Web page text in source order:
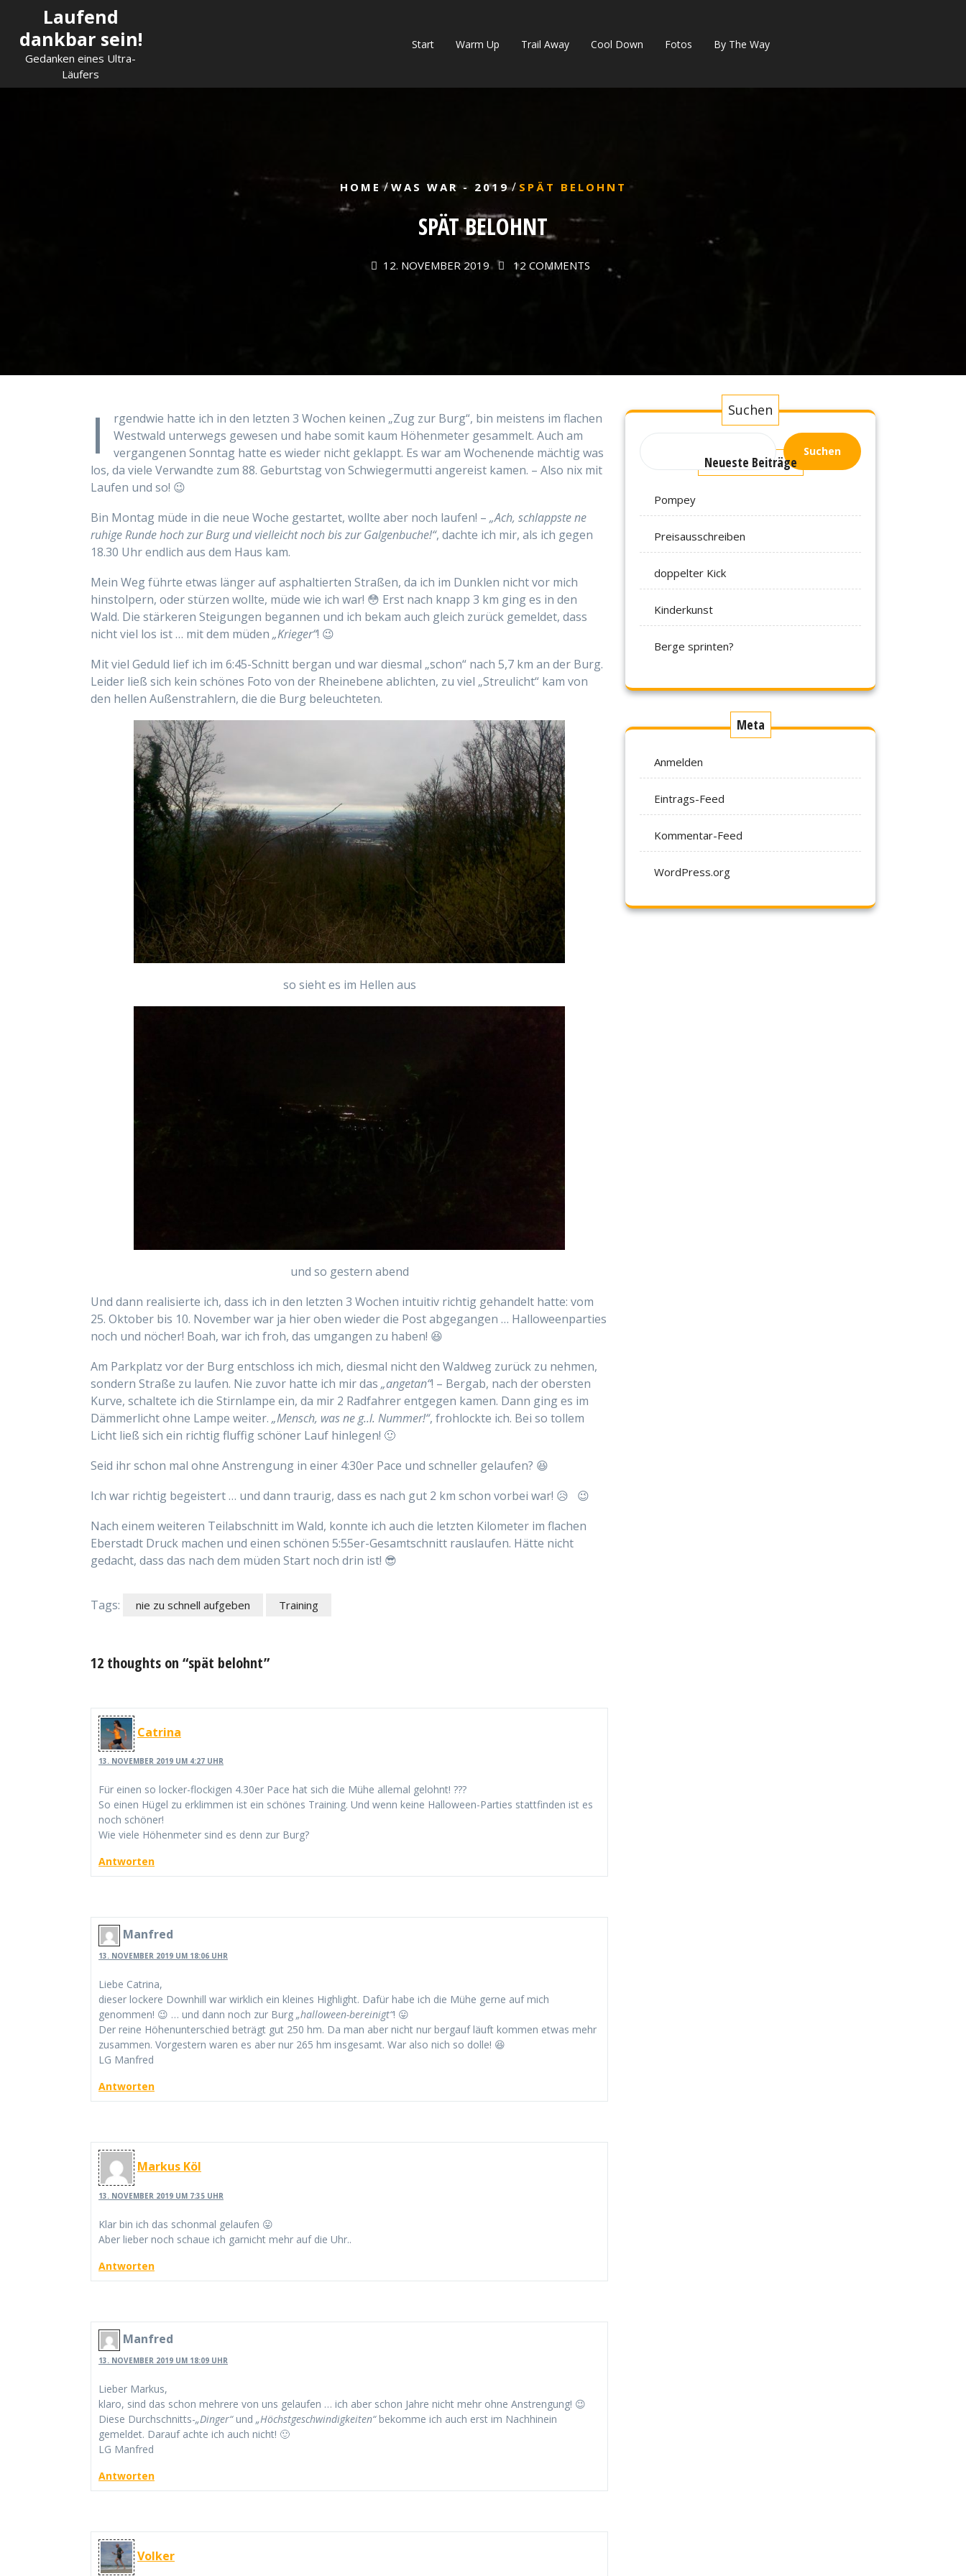
content
Laufend
dankbar sein!
Gedanken eines Ultra-
Läufers
Start Warm Up Trail Away Cool Down Fotos By The Way
HOME / WAS WAR - 2019/ SPÄT BELOHNT
SPÄT BELOHNT
12. NOVEMBER 2019 12 COMMENTS
I
rgendwie hatte ich in den letzten 3 Wochen keinen „Zug zur Burg“, bin meistens im flachen
Westwald unterwegs gewesen und habe somit kaum Höhenmeter gesammelt. Auch am
vergangenen Sonntag hatte es wieder nicht geklappt. Es war am Wochenende mächtig was
los, da viele Verwandte zum 88. Geburtstag von Schwiegermutti angereist kamen. – Also nix mit
Laufen und so! 😉
Bin Montag müde in die neue Woche gestartet, wollte aber noch laufen! – „Ach, schlappste ne
ruhige Runde hoch zur Burg und vielleicht noch bis zur Galgenbuche!“, dachte ich mir, als ich gegen
18.30 Uhr endlich aus dem Haus kam.
Mein Weg führte etwas länger auf asphaltierten Straßen, da ich im Dunklen nicht vor mich
hinstolpern, oder stürzen wollte, müde wie ich war! 😳 Erst nach knapp 3 km ging es in den
Wald. Die stärkeren Steigungen begannen und ich bekam auch gleich zurück gemeldet, dass
nicht viel los ist … mit dem müden „Krieger“! 😉
Mit viel Geduld lief ich im 6:45-Schnitt bergan und war diesmal „schon“ nach 5,7 km an der Burg.
Leider ließ sich kein schönes Foto von der Rheinebene ablichten, zu viel „Streulicht“ kam von
den hellen Außenstrahlern, die die Burg beleuchteten.
so sieht es im Hellen aus
und so gestern abend
Und dann realisierte ich, dass ich in den letzten 3 Wochen intuitiv richtig gehandelt hatte: vom
25. Oktober bis 10. November war ja hier oben wieder die Post abgegangen … Halloweenparties
noch und nöcher! Boah, war ich froh, das umgangen zu haben! 😆
Am Parkplatz vor der Burg entschloss ich mich, diesmal nicht den Waldweg zurück zu nehmen,
sondern Straße zu laufen. Nie zuvor hatte ich mir das „angetan“! – Bergab, nach der obersten
Kurve, schaltete ich die Stirnlampe ein, da mir 2 Radfahrer entgegen kamen. Dann ging es im
Dämmerlicht ohne Lampe weiter. „Mensch, was ne g..l. Nummer!“, frohlockte ich. Bei so tollem
Licht ließ sich ein richtig fluffig schöner Lauf hinlegen! 🙂
Seid ihr schon mal ohne Anstrengung in einer 4:30er Pace und schneller gelaufen? 😆
Ich war richtig begeistert … und dann traurig, dass es nach gut 2 km schon vorbei war! 😥 😉
Nach einem weiteren Teilabschnitt im Wald, konnte ich auch die letzten Kilometer im flachen
Eberstadt Druck machen und einen schönen 5:55er-Gesamtschnitt rauslaufen. Hätte nicht
gedacht, dass das nach dem müden Start noch drin ist! 😎
Tags: nie zu schnell aufgeben Training
12 thoughts on “spät belohnt”
Catrina
13. NOVEMBER 2019 UM 4:27 UHR
Für einen so locker-flockigen 4.30er Pace hat sich die Mühe allemal gelohnt! ???
So einen Hügel zu erklimmen ist ein schönes Training. Und wenn keine Halloween-Parties stattfinden ist es
noch schöner!
Wie viele Höhenmeter sind es denn zur Burg?
Antworten
Manfred
13. NOVEMBER 2019 UM 18:06 UHR
Liebe Catrina,
dieser lockere Downhill war wirklich ein kleines Highlight. Dafür habe ich die Mühe gerne auf mich
genommen! 😉 … und dann noch zur Burg „halloween-bereinigt“! 😛
Der reine Höhenunterschied beträgt gut 250 hm. Da man aber nicht nur bergauf läuft kommen etwas mehr
zusammen. Vorgestern waren es aber nur 265 hm insgesamt. War also nich so dolle! 😆
LG Manfred
Antworten
Markus Köl
13. NOVEMBER 2019 UM 7:35 UHR
Klar bin ich das schonmal gelaufen 😛
Aber lieber noch schaue ich garnicht mehr auf die Uhr..
Antworten
Manfred
13. NOVEMBER 2019 UM 18:09 UHR
Lieber Markus,
klaro, sind das schon mehrere von uns gelaufen … ich aber schon Jahre nicht mehr ohne Anstrengung! 😉
Diese Durchschnitts-„Dinger“und „Höchstgeschwindigkeiten“bekomme ich auch erst im Nachhinein
gemeldet. Darauf achte ich auch nicht! 🙂
LG Manfred
Antworten
Volker
Suchen
Suchen
Neueste Beiträge
Pompey
Preisausschreiben
doppelter Kick
Kinderkunst
Berge sprinten?
Meta
Anmelden
Eintrags-Feed
Kommentar-Feed
WordPress.org